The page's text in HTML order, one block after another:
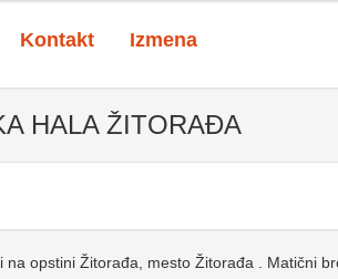
Kontakt Izmena
HALA ŽITORAĐA
na opstini Žitorađa, mesto Žitorađa . Matični